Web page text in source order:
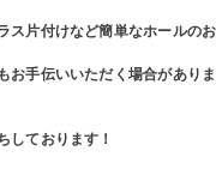
ス片付けなど簡単なホールの
お手伝いいただく場合があり
しております！